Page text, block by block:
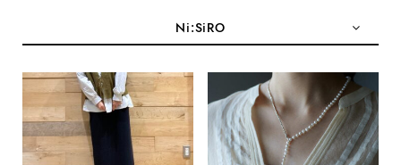
Ni:SiRO